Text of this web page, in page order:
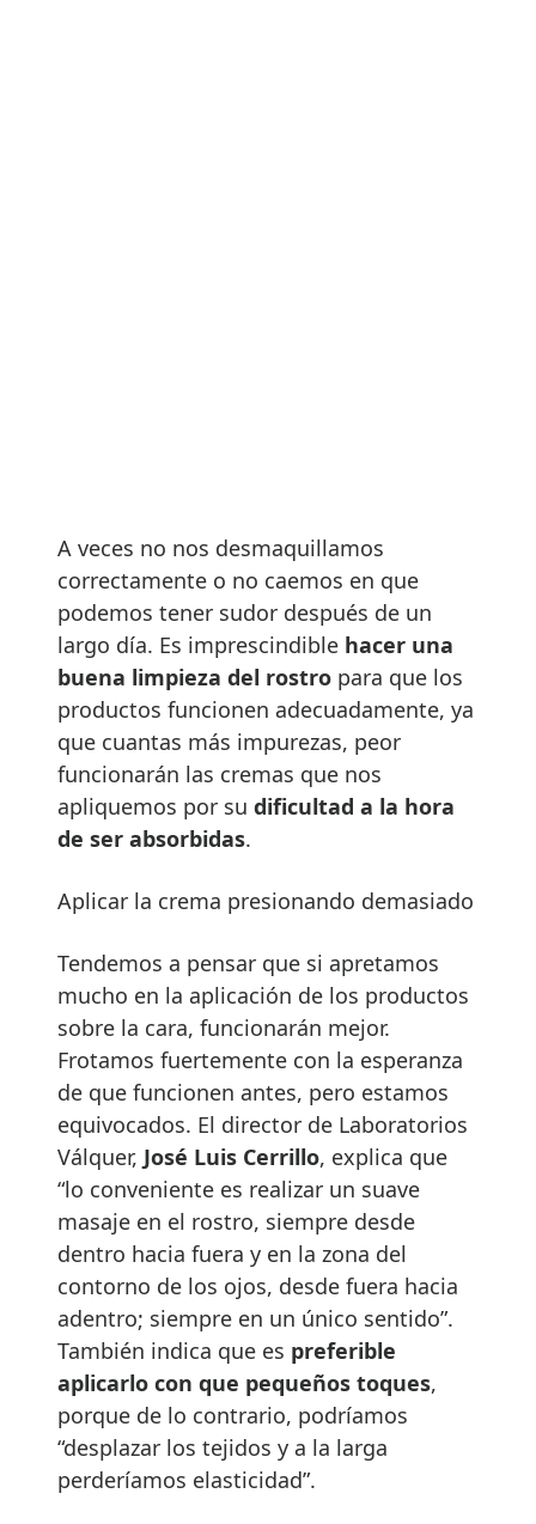
A veces no nos desmaquillamos
correctamente o no caemos en que
podemos tener sudor después de un
largo día. Es imprescindible hacer una
buena limpieza del rostro para que los
productos funcionen adecuadamente, ya
que cuantas más impurezas, peor
funcionarán las cremas que nos
apliquemos por su dificultad a la hora
de ser absorbidas.
Aplicar la crema presionando demasiado
Tendemos a pensar que si apretamos
mucho en la aplicación de los productos
sobre la cara, funcionarán mejor.
Frotamos fuertemente con la esperanza
de que funcionen antes, pero estamos
equivocados. El director de Laboratorios
Válquer, José Luis Cerrillo, explica que
“lo conveniente es realizar un suave
masaje en el rostro, siempre desde
dentro hacia fuera y en la zona del
contorno de los ojos, desde fuera hacia
adentro; siempre en un único sentido”.
También indica que es preferible
aplicarlo con que pequeños toques,
porque de lo contrario, podríamos
“desplazar los tejidos y a la larga
perderíamos elasticidad”.